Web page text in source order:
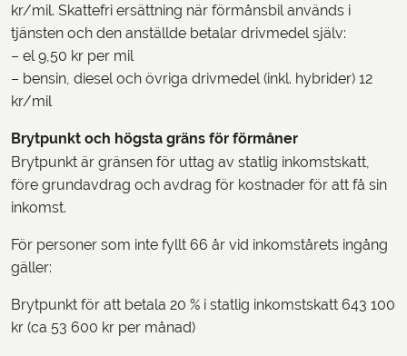
kr/mil. Skattefri ersättning när förmånsbil används i
tjänsten och den anställde betalar drivmedel själv:
– el 9,50 kr per mil
– bensin, diesel och övriga drivmedel (inkl. hybrider) 12
kr/mil
Brytpunkt och högsta gräns för förmåner
Brytpunkt är gränsen för uttag av statlig inkomstskatt,
före grundavdrag och avdrag för kostnader för att få sin
inkomst.
För personer som inte fyllt 66 år vid inkomstårets ingång
gäller:
Brytpunkt för att betala 20 % i statlig inkomstskatt 643 100
kr (ca 53 600 kr per månad)